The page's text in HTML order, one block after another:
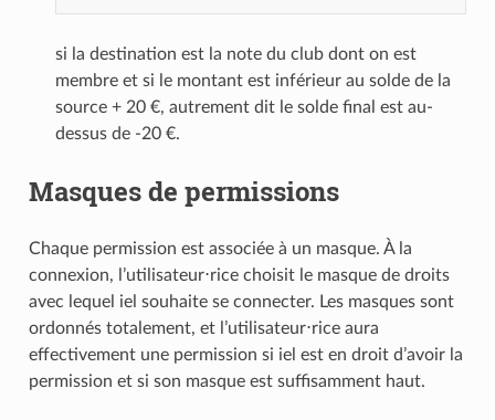
si la destination est la note du club dont on est
membre et si le montant est inférieur au solde de la
source + 20 €, autrement dit le solde final est au-
dessus de -20 €.
Masques de permissions
Chaque permission est associée à un masque. À la
connexion, l’utilisateur⋅rice choisit le masque de droits
avec lequel iel souhaite se connecter. Les masques sont
ordonnés totalement, et l’utilisateur⋅rice aura
effectivement une permission si iel est en droit d’avoir la
permission et si son masque est suffisamment haut.